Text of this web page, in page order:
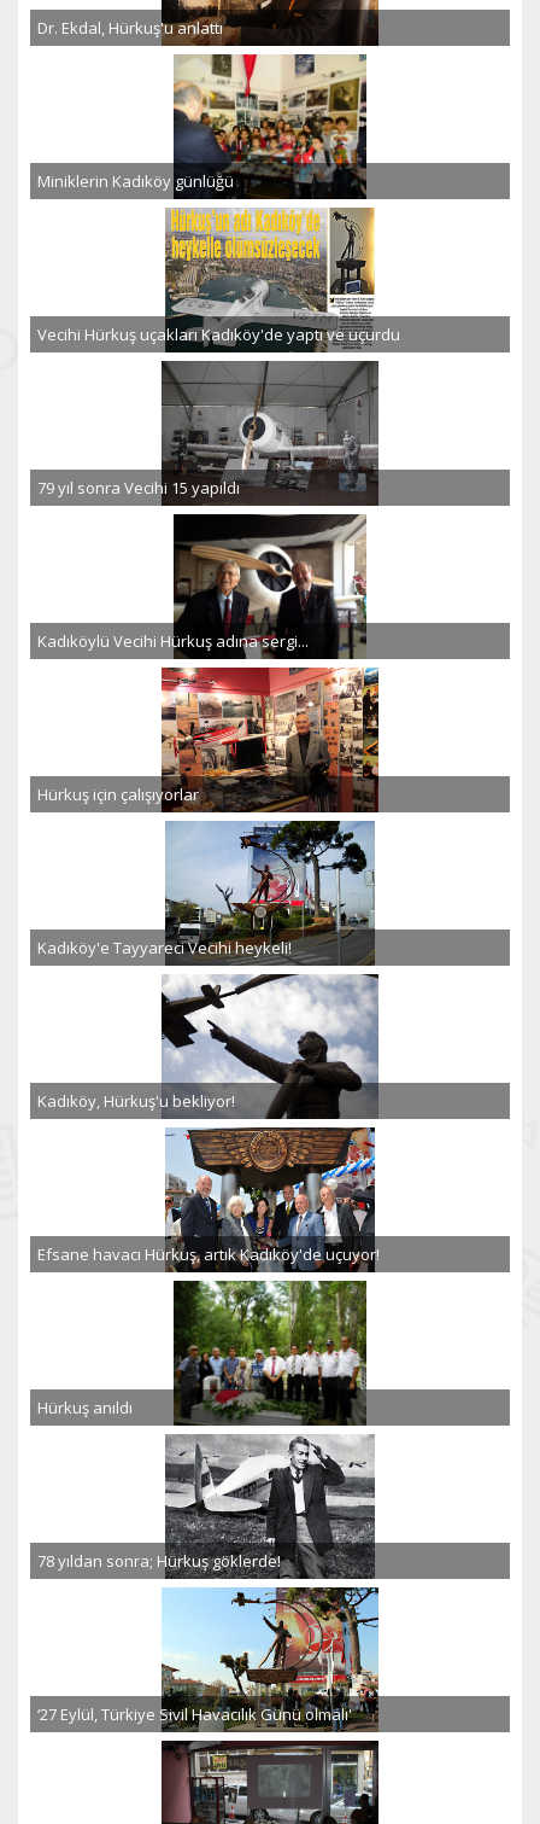
Dr. Ekdal, Hürkuş'u anlattı
Miniklerin Kadıköy günlüğü
Vecihi Hürkuş uçakları Kadıköy'de yaptı ve uçurdu
79 yıl sonra Vecihi 15 yapıldı
Kadıköylü Vecihi Hürkuş adına sergi...
Hürkuş için çalışıyorlar
Kadıköy'e Tayyareci Vecihi heykeli!
Kadıköy, Hürkuş'u bekliyor!
Efsane havacı Hürkuş, artık Kadıköy'de uçuyor!
Hürkuş anıldı
78 yıldan sonra; Hürkuş göklerde!
‘27 Eylül, Türkiye Sivil Havacılık Günü olmalı'